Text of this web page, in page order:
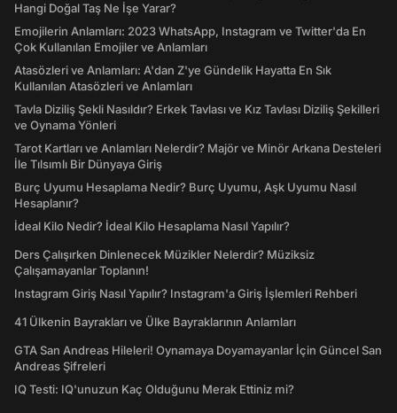
Hangi Doğal Taş Ne İşe Yarar?
Emojilerin Anlamları: 2023 WhatsApp, Instagram ve Twitter'da En
Çok Kullanılan Emojiler ve Anlamları
Atasözleri ve Anlamları: A'dan Z'ye Gündelik Hayatta En Sık
Kullanılan Atasözleri ve Anlamları
Tavla Diziliş Şekli Nasıldır? Erkek Tavlası ve Kız Tavlası Diziliş Şekilleri
ve Oynama Yönleri
Tarot Kartları ve Anlamları Nelerdir? Majör ve Minör Arkana Desteleri
İle Tılsımlı Bir Dünyaya Giriş
Burç Uyumu Hesaplama Nedir? Burç Uyumu, Aşk Uyumu Nasıl
Hesaplanır?
İdeal Kilo Nedir? İdeal Kilo Hesaplama Nasıl Yapılır?
Ders Çalışırken Dinlenecek Müzikler Nelerdir? Müziksiz
Çalışamayanlar Toplanın!
Instagram Giriş Nasıl Yapılır? Instagram'a Giriş İşlemleri Rehberi
41 Ülkenin Bayrakları ve Ülke Bayraklarının Anlamları
GTA San Andreas Hileleri! Oynamaya Doyamayanlar İçin Güncel San
Andreas Şifreleri
IQ Testi: IQ'unuzun Kaç Olduğunu Merak Ettiniz mi?